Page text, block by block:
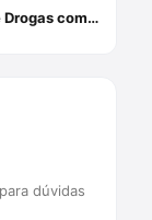
Concessões em Habeas Corpus na Lei de Drogas com David Metzker
dúvidas